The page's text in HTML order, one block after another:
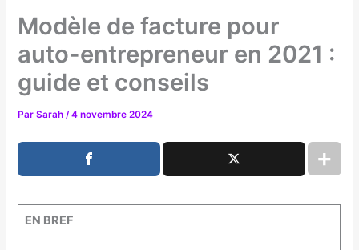
Modèle de facture pour
auto-entrepreneur en 2021 :
guide et conseils
ParSarah/4 novembre 2024
EN BREF